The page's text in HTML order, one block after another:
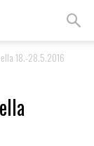
18.-28.5.2016